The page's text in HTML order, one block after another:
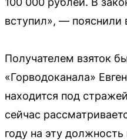
вступил», — пояснили
Получателем взяток
«Горводоканала»
находится под
сейчас
году на эту должность